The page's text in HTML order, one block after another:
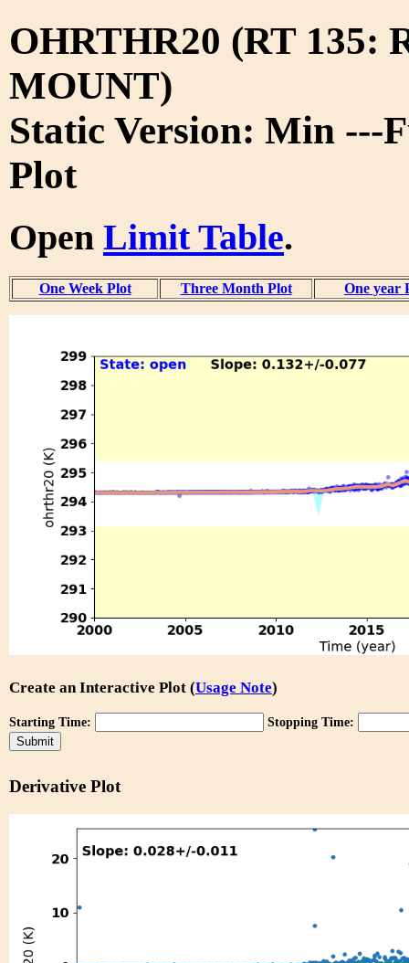
OHRTHR20 (RT 135:
MOUNT)
Static Version: Min ---
Plot
Open Limit Table.
One Week Plot Three Month Plot One year
Create an Interactive Plot (Usage Note)
Starting Time: Stopping Time:
Derivative Plot